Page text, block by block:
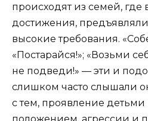
происходят из семей,
достижения,
высокие требования.
«Постарайся!»; «Возьми
не подведи!» — эти и
слишком часто слышали
с тем, проявление детьми